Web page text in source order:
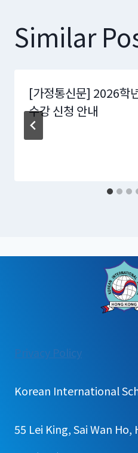
Similar
[가정통신문] 2026학
수강 신청 안내
Privacy Policy:
1
Korean International
55 Lei King, Sai Wan Ho,